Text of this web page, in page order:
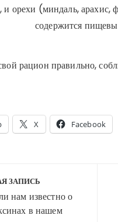
орехи (миндаль,
содержится
рацион правильно,
X Facebook
ЗАПИСЬ
нам известно о
в нашем